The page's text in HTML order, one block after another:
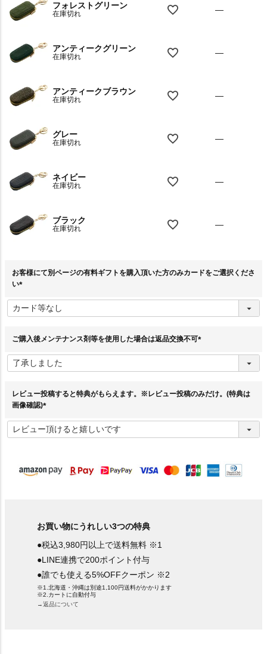
フォレストグリーン
在庫切れ —
アンティークグリーン
在庫切れ —
アンティークブラウン
在庫切れ —
グレー
在庫切れ —
ネイビー
在庫切れ —
ブラック
在庫切れ —
お客様にて別ページの有料ギフトを購入頂いた方のみカードをご選択くださ
い
必
須
ご購入後メンテナンス剤等を使用した場合は返品交換不可
須
レビュー投稿すると特典がもらえます。※レビュー投稿のみだけ。(特典は
画像確認)
必
須
お買い物にうれしい3つの特典
●税込3,980円以上で送料無料 ※1
●LINE連携で200ポイント付与
●誰でも使える5%OFFクーポン ※2
※1.北海道・沖縄は別途1,100円送料がかかります
※2.カートに自動付与
→返品について